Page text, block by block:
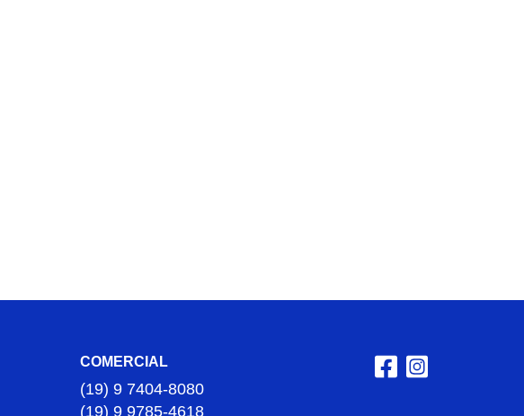
COMERCIAL
(19) 9 7404-8080
(19) 9 9785-4618